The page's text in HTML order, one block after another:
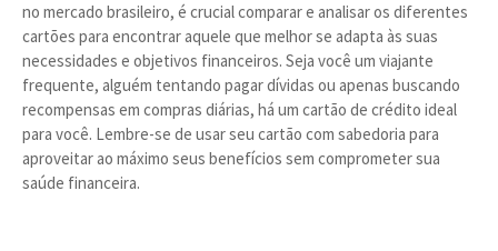
no mercado brasileiro, é crucial comparar e analisar os diferentes
cartões para encontrar aquele que melhor se adapta às suas
necessidades e objetivos financeiros. Seja você um viajante
frequente, alguém tentando pagar dívidas ou apenas buscando
recompensas em compras diárias, há um cartão de crédito ideal
para você. Lembre-se de usar seu cartão com sabedoria para
aproveitar ao máximo seus benefícios sem comprometer sua
saúde financeira.